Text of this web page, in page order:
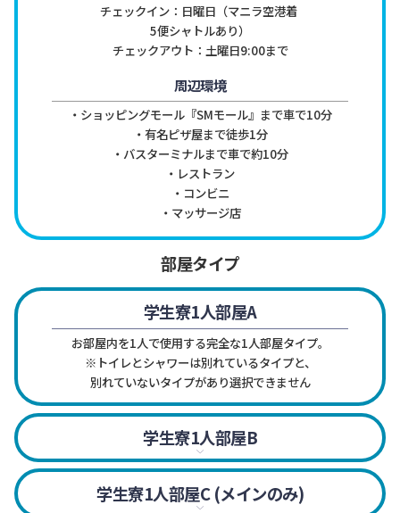
チェックイン：日曜日（マニラ空港着
5便シャトルあり）
チェックアウト：土曜日9:00まで
周辺環境
・ショッピングモール『SMモール』まで車で10分
・有名ピザ屋まで徒歩1分
・バスターミナルまで車で約10分
・レストラン
・コンビニ
・マッサージ店
部屋タイプ
学生寮1人部屋A
お部屋内を1人で使用する完全な1人部屋タイプ。
※トイレとシャワーは別れているタイプと、
別れていないタイプがあり選択できません
学生寮1人部屋B
部屋内にシャワー・トイレあり。
リビングはCタイプの生徒と共有(メインキャンパス)。
学生寮1人部屋C (メインのみ)